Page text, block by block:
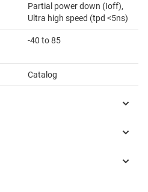
Partial power down (Ioff),
Ultra high speed (tpd <5ns)
-40 to 85
Catalog